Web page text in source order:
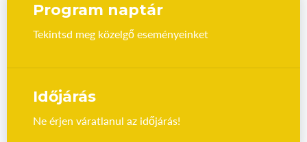
Program naptár
Tekintsd meg közelgő eseményeinket
Időjárás
Ne érjen váratlanul az időjárás!